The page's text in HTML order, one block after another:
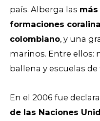
país. Alberga las
formaciones
colombiano, y una
marinos. Entre ellos:
ballena y escuelas
En el 2006 fue
de las Naciones